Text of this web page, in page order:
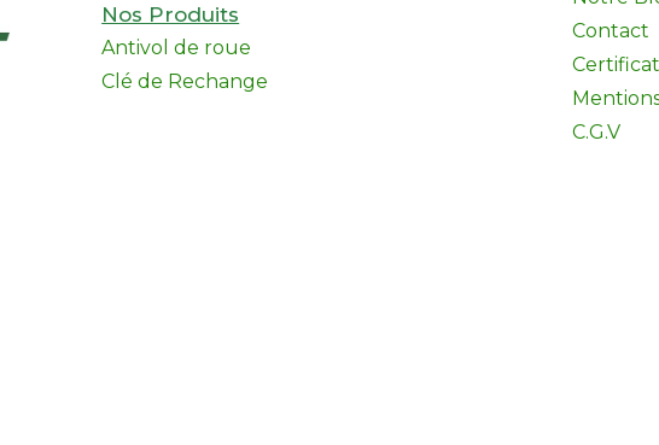
Nos Produits
Antivol de roue
Clé de Rechange
Contact
C.G.V